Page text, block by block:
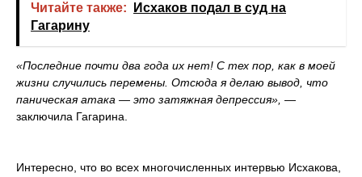
Читайте также:
Исхаков подал в суд на
Гагарину
«Последние почти два года их нет! С тех пор, как в моей
жизни случились перемены. Отсюда я делаю вывод, что
паническая атака — это затяжная депрессия», —
заключила Гагарина.
Интересно, что во всех многочисленных интервью Исхакова,